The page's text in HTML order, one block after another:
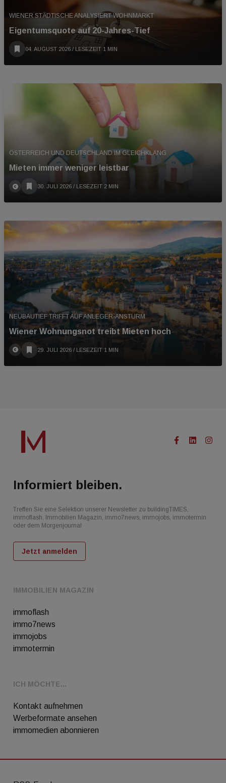
WIENER STÄDTISCHE ANALYSIERT WOHNMARKT
Eigentumsquote auf 20-Jahres-Tief
04. AUGUST 2026 / LESEZEIT 1 MIN
ÖSTERREICH UND DEUTSCHLAND IM GLEICHKLANG
Mieten immer weniger leistbar
30. JULI 2026 / LESEZEIT 2 MIN
NEUBAUTIEF TRIFFT AUF ANLEGER-ANSTURM
Wiener Wohnungsnot treibt Mieten hoch
29. JULI 2026 / LESEZEIT 1 MIN
IMMOBILIEN MAGAZIN
immoflash
immo7news
immojobs
immotermin
ICH MÖCHTE...
Kontakt aufnehmen
Werbeformate ansehen
immomedien abonnieren
Informiert bleiben.
Treffen Sie eine Selektion unserer Newsletter zu buildingTIMES,
immoflash, Immobilien Magazin, immo7news, immojobs, immotermin
oder dem Morgenjournal
Jetzt anmelden